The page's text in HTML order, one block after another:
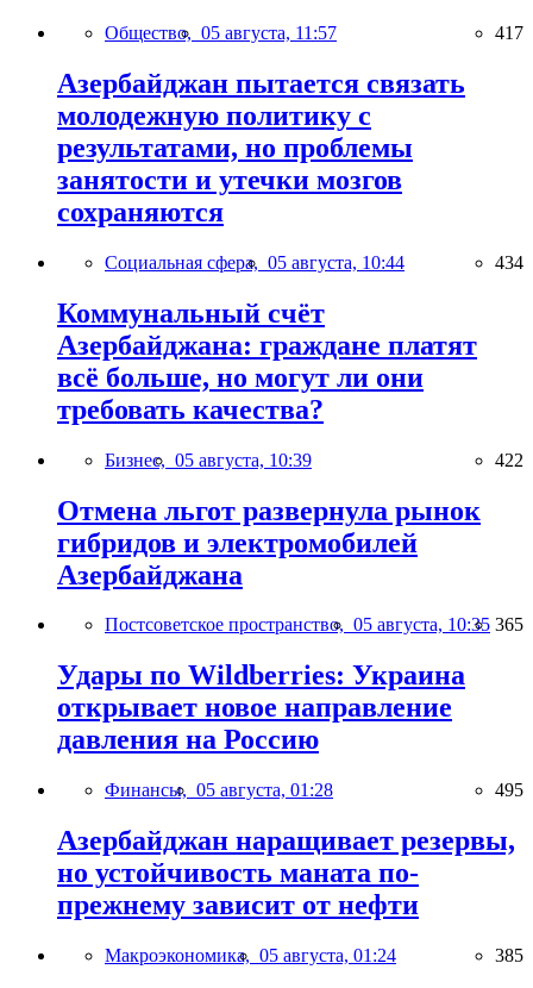
Общество, 05 августа, 11:57 417
Азербайджан пытается связать
молодежную политику с
результатами, но проблемы
занятости и утечки мозгов
сохраняются
Социальная сфера, 05 августа, 10:44 434
Коммунальный счёт
Азербайджана: граждане платят
всё больше, но могут ли они
требовать качества?
Бизнес, 05 августа, 10:39 422
Отмена льгот развернула рынок
гибридов и электромобилей
Азербайджана
Постсоветское пространство, 05 августа, 10:35 365
Удары по Wildberries: Украина
открывает новое направление
давления на Россию
Финансы, 05 августа, 01:28 495
Азербайджан наращивает резервы,
но устойчивость маната по-
прежнему зависит от нефти
Макроэкономика, 05 августа, 01:24 385